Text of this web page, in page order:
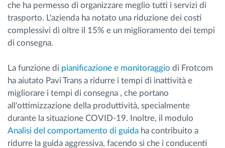
che ha permesso di organizzare meglio tutti i servizi di
trasporto. L'azienda ha notato una riduzione dei costi
complessivi di oltre il 15% e un miglioramento dei tempi
di consegna.
La funzione di pianificazione e monitoraggio di Frotcom
ha aiutato Pavi Trans a ridurre i tempi di inattività e
migliorare i tempi di consegna , che portano
all'ottimizzazione della produttività, specialmente
durante la situazione COVID-19. Inoltre, il modulo
Analisi del comportamento di guida ha contribuito a
ridurre la guida aggressiva, facendo sì che i conducenti